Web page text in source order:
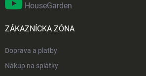
HouseGarden
ZÁKAZNÍCKA ZÓNA
Doprava a platby
Nákup na splátky